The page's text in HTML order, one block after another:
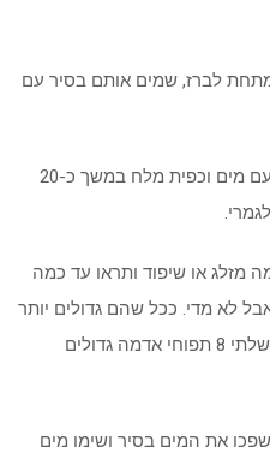
לברז, שמים אותם בסיר עם
מבשלים את תפוחי האדמה בסיר עם מים וכפית מלח במשך כ-20
מזלג או שיפוד ותראו עד כמה
לא מדי. ככל שהם גדולים יותר
תצטרכו יותר זמן, כבר קרה לי שבישלתי 8 תפוחי אדמה גדולים
את המים בסיר ושימו מים